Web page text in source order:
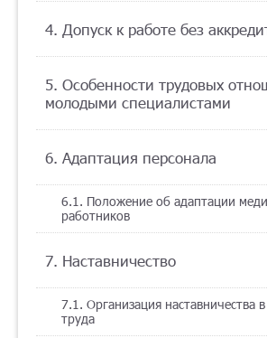
Подписка
Кабинет
Корзина
4. Допуск к работе без
5. Особенности трудовых
молодыми специалистами
6. Адаптация персонала
6.1. Положение об адаптации
работников
7. Наставничество
7.1. Организация наставничества
труда